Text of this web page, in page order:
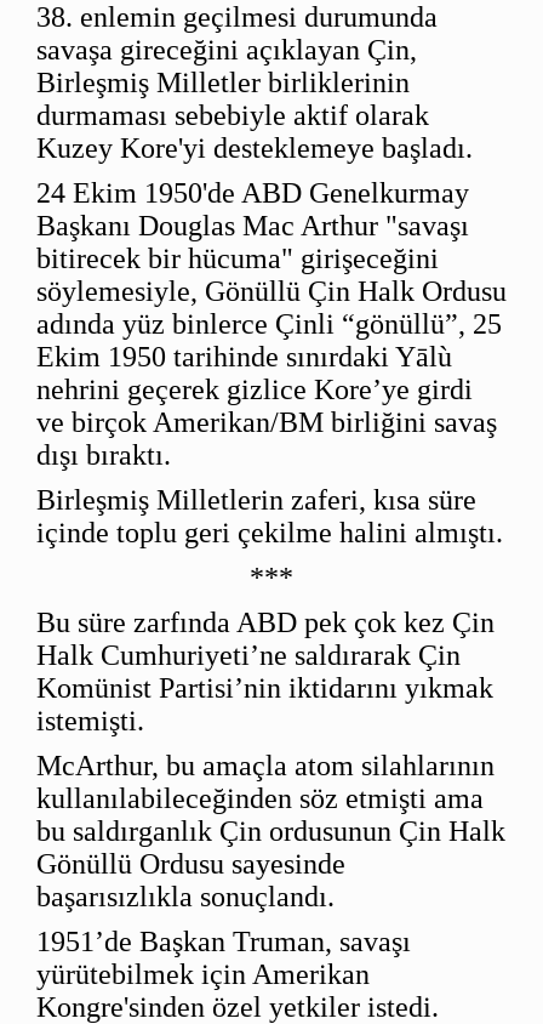
38. enlemin geçilmesi durumunda
savaşa gireceğini açıklayan Çin,
Birleşmiş Milletler birliklerinin
durmaması sebebiyle aktif olarak
Kuzey Kore'yi desteklemeye başladı.
24 Ekim 1950'de ABD Genelkurmay
Başkanı Douglas Mac Arthur "savaşı
bitirecek bir hücuma" girişeceğini
söylemesiyle, Gönüllü Çin Halk Ordusu
adında yüz binlerce Çinli “gönüllü”, 25
Ekim 1950 tarihinde sınırdaki Yālù
nehrini geçerek gizlice Kore’ye girdi
ve birçok Amerikan/BM birliğini savaş
dışı bıraktı.
Birleşmiş Milletlerin zaferi, kısa süre
içinde toplu geri çekilme halini almıştı.
***
Bu süre zarfında ABD pek çok kez Çin
Halk Cumhuriyeti’ne saldırarak Çin
Komünist Partisi’nin iktidarını yıkmak
istemişti.
McArthur, bu amaçla atom silahlarının
kullanılabileceğinden söz etmişti ama
bu saldırganlık Çin ordusunun Çin Halk
Gönüllü Ordusu sayesinde
başarısızlıkla sonuçlandı.
1951’de Başkan Truman, savaşı
yürütebilmek için Amerikan
Kongre'sinden özel yetkiler istedi.